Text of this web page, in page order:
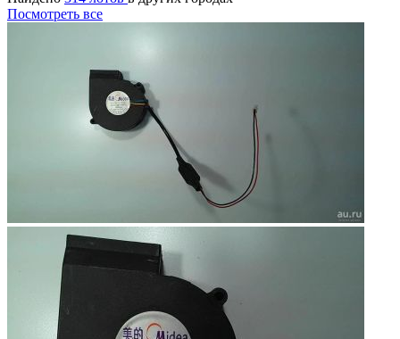
Посмотреть все